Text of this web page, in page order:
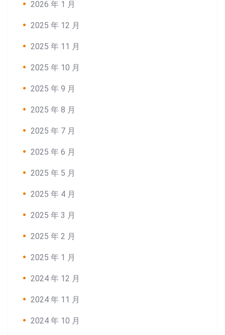
2026 年 1 月
2025 年 12 月
2025 年 11 月
2025 年 10 月
2025 年 9 月
2025 年 8 月
2025 年 7 月
2025 年 6 月
2025 年 5 月
2025 年 4 月
2025 年 3 月
2025 年 2 月
2025 年 1 月
2024 年 12 月
2024 年 11 月
2024 年 10 月